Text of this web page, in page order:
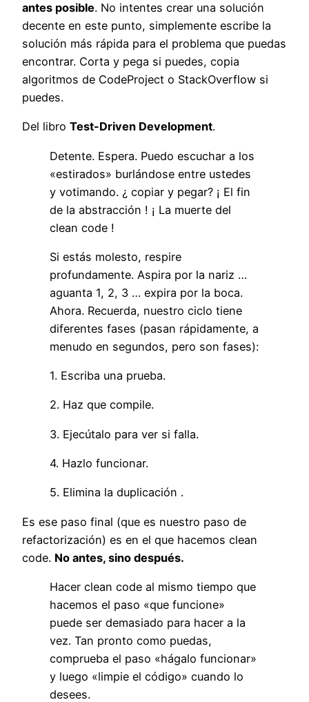
antes posible. No intentes crear una solución
decente en este punto, simplemente escribe la
solución más rápida para el problema que puedas
encontrar. Corta y pega si puedes, copia
algoritmos de CodeProject o StackOverflow si
puedes.
Del libro Test-Driven Development.
Detente. Espera. Puedo escuchar a los
«estirados» burlándose entre ustedes
y votimando. ¿ copiar y pegar? ¡ El fin
de la abstracción ! ¡ La muerte del
clean code !
Si estás molesto, respire
profundamente. Aspira por la nariz …
aguanta 1, 2, 3 … expira por la boca.
Ahora. Recuerda, nuestro ciclo tiene
diferentes fases (pasan rápidamente, a
menudo en segundos, pero son fases):
1. Escriba una prueba.
2. Haz que compile.
3. Ejecútalo para ver si falla.
4. Hazlo funcionar.
5. Elimina la duplicación .
Es ese paso final (que es nuestro paso de
refactorización) es en el que hacemos clean
code. No antes, sino después.
Hacer clean code al mismo tiempo que
hacemos el paso «que funcione»
puede ser demasiado para hacer a la
vez. Tan pronto como puedas,
comprueba el paso «hágalo funcionar»
y luego «limpie el código» cuando lo
desees.